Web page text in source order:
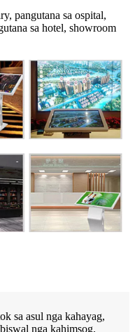
pangutana sa ospital,
sa hotel, showroom
sa asul nga kahayag,
nga kahimsog.